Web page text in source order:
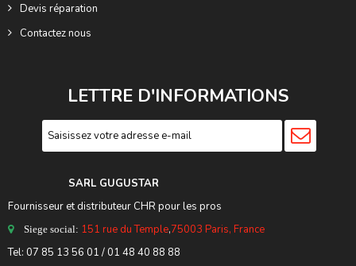
Devis réparation
Contactez nous
LETTRE D'INFORMATIONS
SARL GUGUSTAR
Fournisseur et distributeur CHR pour les pros
Siege social: 151 rue du Temple,75003 Paris, France
Tel: 07 85 13 56 01 / 01 48 40 88 88